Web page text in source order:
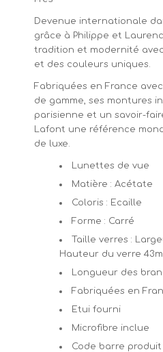
Devenue internationale
grâce à Philippe et
tradition et modernité
et des couleurs uniques.
Fabriquées en France
de gamme, ses montures
parisienne et un savoir-
Lafont une référence
de luxe.
Lunettes de vue
Matière : Acétate
Coloris : Ecaille
Forme : Carré
Taille verres :
Hauteur du verre
Longueur des
Fabriquées en
Etui fourni
Microfibre inclue
Code barre produit